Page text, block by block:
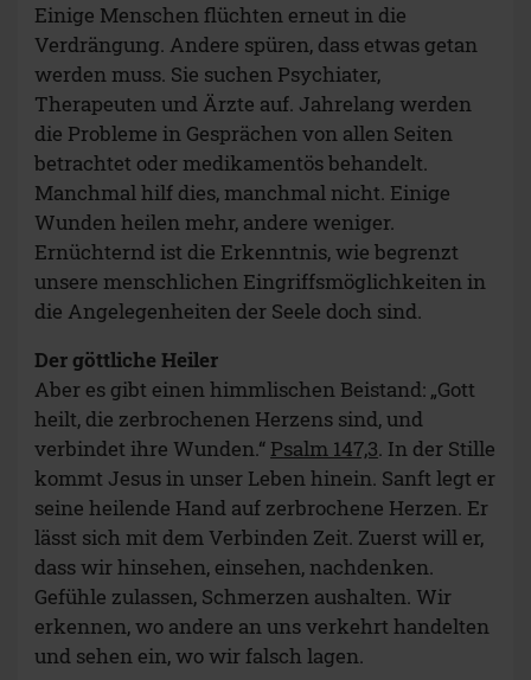
Einige Menschen flüchten erneut in die
Verdrängung. Andere spüren, dass etwas getan
werden muss. Sie suchen Psychiater,
Therapeuten und Ärzte auf. Jahrelang werden
die Probleme in Gesprächen von allen Seiten
betrachtet oder medikamentös behandelt.
Manchmal hilf dies, manchmal nicht. Einige
Wunden heilen mehr, andere weniger.
Ernüchternd ist die Erkenntnis, wie begrenzt
unsere menschlichen Eingriffsmöglichkeiten in
die Angelegenheiten der Seele doch sind.
Der göttliche Heiler
Aber es gibt einen himmlischen Beistand: „Gott
heilt, die zerbrochenen Herzens sind, und
verbindet ihre Wunden.“ Psalm 147,3. In der Stille
kommt Jesus in unser Leben hinein. Sanft legt er
seine heilende Hand auf zerbrochene Herzen. Er
lässt sich mit dem Verbinden Zeit. Zuerst will er,
dass wir hinsehen, einsehen, nachdenken.
Gefühle zulassen, Schmerzen aushalten. Wir
erkennen, wo andere an uns verkehrt handelten
und sehen ein, wo wir falsch lagen.